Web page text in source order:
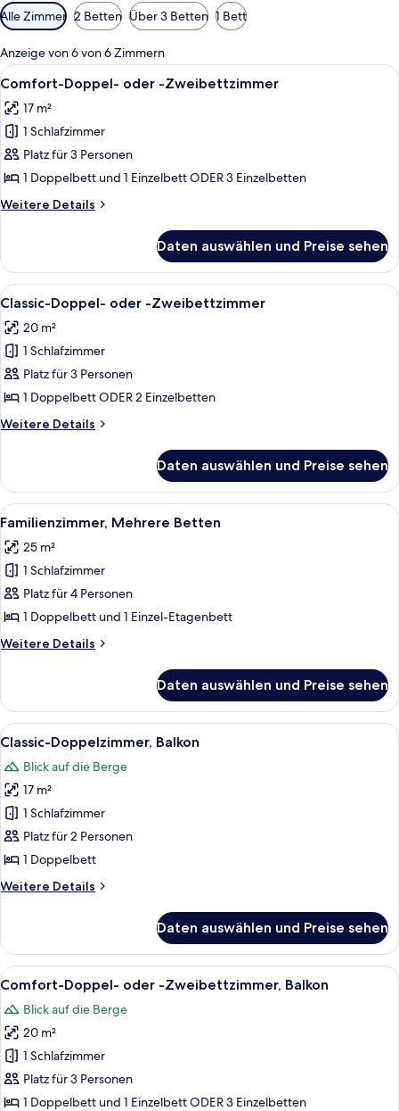
Verfügbare
Filter
für
Zimmer
Alle Zimmer 2 Betten Über 3 Betten 1 Bett
Anzeige von 6 von 6 Zimmern
Alle
Fotos
für
Comfort-
Doppel-
oder
-
Zweibettzimmer
Ein Zimmer mit zwei Holzbett,
5
Comfort-Doppel- oder -Zweibettzimmer
17 m²
1 Schlafzimmer
Platz für 3 Personen
1 Doppelbett und 1 Einzelbett ODER 3 Einzelbetten
Weitere Details
Weitere
Doppel-
oder
-
Zweibettzimmer
Daten auswählen und Preise sehen
Alle
Fotos
für
Classic-
Doppel-
oder
-
Zweibettzimmer
Ein Zimmer mit einem Bett, einem
7
Classic-Doppel- oder -Zweibettzimmer
20 m²
1 Schlafzimmer
Platz für 3 Personen
1 Doppelbett ODER 2 Einzelbetten
Weitere Details
Weitere
Doppel-
oder
-
Daten auswählen und Preise sehen
Alle
Fotos
für
Familienzimmer,
Mehrere
Betten
anzeigen
Ein Schlafzimmer mit einem
5
Familienzimmer, Mehrere Betten
25 m²
1 Schlafzimmer
Platz für 4 Personen
1 Doppelbett und 1 Einzel-Etagenbett
Weitere Details
Weitere
Mehrere
Betten
Daten auswählen und Preise sehen
Alle
Fotos
für
Classic-
Doppelzimmer,
Balkon
anzeigen
Ein Schlafzimmer mit Bett,
6
Classic-Doppelzimmer, Balkon
Blick auf die Berge
17 m²
1 Schlafzimmer
Platz für 2 Personen
1 Doppelbett
Weitere Details
Weitere
Doppelzimmer,
Balkon
Daten auswählen und Preise sehen
Alle
Fotos
für
Comfort-
Doppel-
oder
-
Ein Zimmer mit zwei Betten,
5
Comfort-Doppel- oder -Zweibettzimmer, Balkon
Blick auf die Berge
20 m²
1 Schlafzimmer
Platz für 3 Personen
1 Doppelbett und 1 Einzelbett ODER 3 Einzelbetten